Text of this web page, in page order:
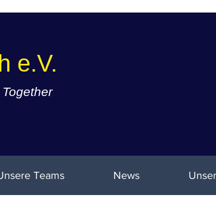
e.V.
Teams News